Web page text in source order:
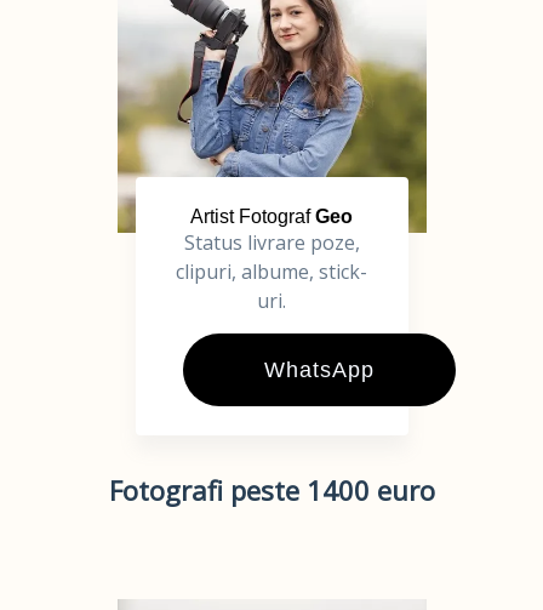
Artist FotografGeo
Status livrare poze,
clipuri, albume, stick-
uri.
WhatsApp
Fotografi peste 1400 euro